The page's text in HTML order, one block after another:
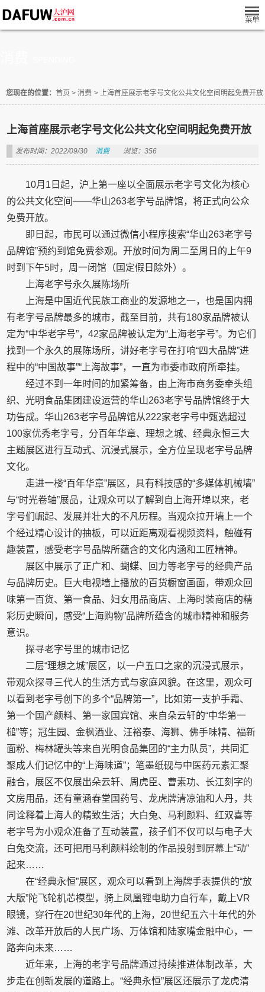
您现在的位置： 首页 > 消费 > 上海首座展示老字号文化公共文化空间明起免费开放
上海首座展示老字号文化公共文化空间明起免费开放
发布时间：2022/09/30 消费 浏览：356
10月1日起，沪上第一座以全面展示老字号文化为核心
的公共文化空间——华山263老字号品牌馆，将正式向公众
免费开放。
即日起，市民可以通过微信小程序搜索“华山263老字号
品牌馆”预约到馆免费参观。开放时间为周二至周日的上午9
时到下午5时，周一闭馆（国定假日除外）。
上海老字号永久展陈场所
上海是中国近代民族工商业的发源地之一，也是国内拥
有老字号品牌最多的城市，截至目前，共有180家品牌被认
定为“中华老字号”，42家品牌被认定为“上海老字号”。为它们
找到一个永久的展陈场所，讲好老字号在打响“四大品牌”进
程中的“中国故事”“上海故事”，一直为市委市政府所牵挂。
经过不到一年时间的加紧筹备，由上海市商务委牵头组
织、光明食品集团建设运营的华山263老字号品牌馆终于大
功告成。华山263老字号品牌馆从222家老字号中甄选超过
100家优秀老字号，分百年华章、理想之城、经典永恒三大
主题展区进行互动式、沉浸式展示，全方位呈现老字号品牌
文化。
走进一楼“百年华章”展区，具有科技感的“多媒体机械墙”
与“时光卷轴”展品，让观众可以了解到自上海开埠以来，老
字号们崛起、发展并壮大的不凡历程。当观众拉开墙上一个
个经过精心设计的抽板，可以近距离观看视频资料，触碰有
趣装置，感受老字号品牌所蕴含的文化内涵和工匠精神。
展区中展示了正广和、蝴蝶、回力等老字号的经典产品
与品牌历史。巨大电视墙上播放的百货橱窗画面，带观众回
味第一百货、第一食品、妇女用品商店、上海时装商店的精
彩历史瞬间，感受“上海购物”品牌所蕴含的城市精神和服务
意识。
探寻老字号里的城市记忆
二层“理想之城”展区，以一户五口之家的沉浸式展示，
带观众探寻三代人的生活方式与家庭风貌。在这里，观众可
以看到老字号创下的多个“品牌第一”，比如第一支护手霜、
第一个国产颜料、第一家国宾馆、来自朵云轩的“中华第一
槌”等；冠生园、金枫酒业、汪裕泰、海狮、佛手味精、福新
面粉、梅林罐头等来自光明食品集团的“主力队员”，共同汇
聚成人们记忆中的“上海味道”；笔墨纸砚与中医药元素汇聚
融合，展区不仅展出朵云轩、周虎臣、曹素功、长江刻字的
文房用品，还有童涵春堂国药号、龙虎牌清凉油和人丹，共
同诠释着上海人的精致生活；大白兔、马利颜料、红双喜等
老字号为小观众准备了互动装置，孩子们不仅可以与电子大
白兔交流，还可把用马利颜料绘制的作品投射到屏幕上“动”
起来……
在“经典永恒”展区，观众可以看到上海牌手表提供的“放
大版”陀飞轮机芯模型，骑上凤凰锂电助力自行车，戴上VR
眼镜，穿行在20世纪30年代的上海，20世纪五六十年代的外
滩、改革开放后的人民广场、万体馆和陆家嘴金融中心，一
路奔向未来……
近年来，上海的老字号品牌通过持续推进体制改革，大
步走在创新发展的道路上。“经典永恒”展区还展示了龙虎清